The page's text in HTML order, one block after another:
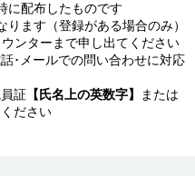
に配布したものです
ます（登録がある場合のみ）
ンターまで申し出てください
･メールでの問い合わせに対応
証 【氏名上の英数字】
または